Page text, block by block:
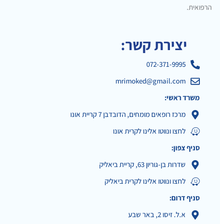
הרפואית.
יצירת קשר:
072-371-9995
mrimoked@gmail.com
משרד ראשי:
מרכז רופאים מומחים, הדובדבן 7 קריית אונו
לחצו ונווטו אלינו לקרית אונו
סניף צפון:
שדרות בן-גוריון 63, קריית ביאליק
לחצו ונווטו אלינו לקרית ביאליק
סניף דרום:
א.ל. זיסו 2, באר שבע